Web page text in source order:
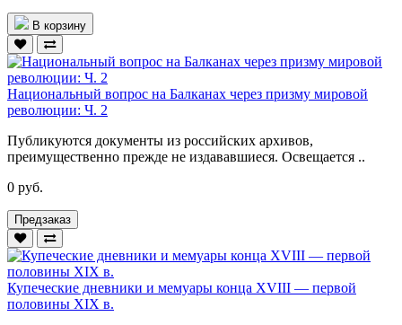
В корзину
Национальный вопрос на Балканах через призму мировой
революции: Ч. 2
Публикуются документы из российских архивов,
преимущественно прежде не издававшиеся. Освещается ..
0 руб.
Предзаказ
Купеческие дневники и мемуары конца XVIII — первой
половины XIX в.